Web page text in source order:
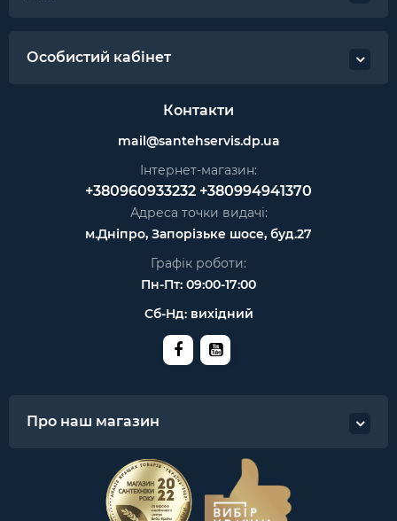
Особистий кабінет
Контакти
mail@santehservis.dp.ua
Інтернет-магазин:
+380960933232 +380994941370
Адреса точки видачі:
м.Дніпро, Запорізьке шосе, буд.27
Графік роботи:
Пн-Пт: 09:00-17:00
Сб-Нд: вихідний
Про наш магазин